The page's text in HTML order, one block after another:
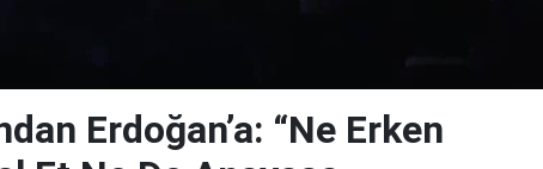
Erdoğan’a: “Ne Erken